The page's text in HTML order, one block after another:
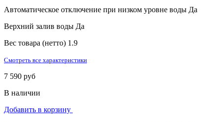
Автоматическое отключение при низком уровне воды Да
Верхний залив воды Да
Вес товара (нетто) 1.9
Смотреть все характеристики
7 590 руб
В наличии
Добавить в корзину